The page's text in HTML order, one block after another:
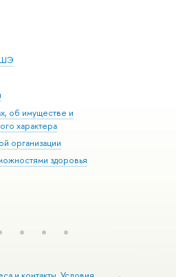
об имуществе и
характера
организации
здоровья